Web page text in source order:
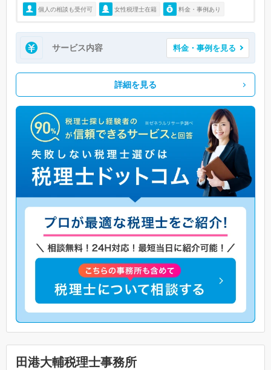
個人の相談も受付可 女性税理士在籍 料金・事例あり
サービス内容 料金・事例を見る
詳細を見る
田港大輔税理士事務所